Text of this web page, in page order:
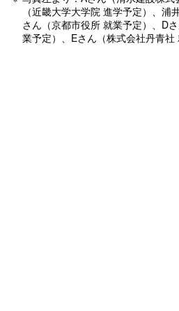
（近畿大学大学院 進学予定）、
さん（京都市役所 就業予定）、D
業予定）、Eさん（株式会社丹青社